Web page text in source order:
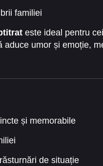
familiei
este ideal pentru
umor și emoție,
și memorabile
de situație